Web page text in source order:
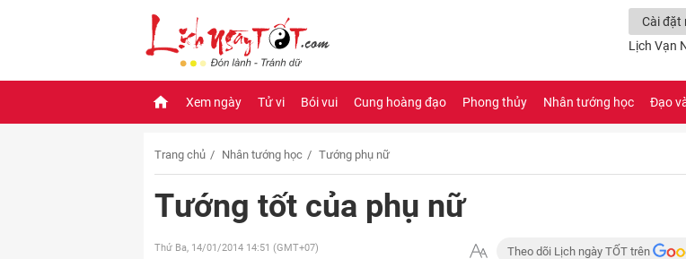
Cài đặt
Lịch Vạn
Xem ngày Tử vi Bói vui Cung hoàng đạo Phong thủy Nhân tướng học Đạo
Trang chủ Nhân tướng học Tướng phụ nữ
Tướng tốt của phụ nữ
Thứ Ba, 14/01/2014 14:51 (GMT+07) Theo dõi Lịch ngày TỐT trên